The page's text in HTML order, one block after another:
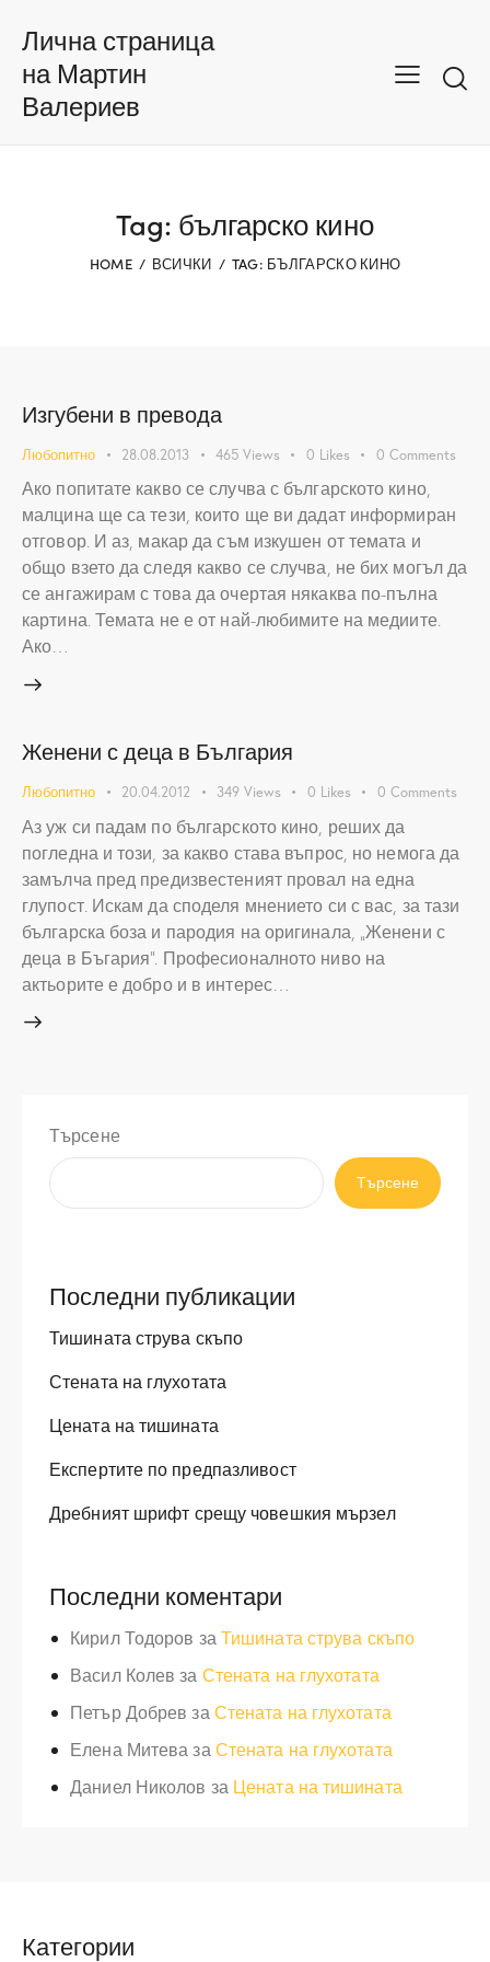
Лична страница
на Мартин
Валериев
Tag: българско кино
HOME ВСИЧКИ TAG: БЪЛГАРСКО КИНО
Изгубени в превода
Любопитно 28.08.2013 465 Views 0 Likes 0 Comments
Ако попитате какво се случва с българското кино,
малцина ще са тези, които ще ви дадат информиран
отговор. И аз, макар да съм изкушен от темата и
общо взето да следя какво се случва, не бих могъл да
се ангажирам с това да очертая някаква по-пълна
картина. Темата не е от най-любимите на медиите.
Ако…
Женени с деца в България
Любопитно 20.04.2012 349 Views 0 Likes 0 Comments
Аз уж си падам по българското кино, реших да
погледна и този, за какво става въпрос, но немога да
замълча пред предизвестеният провал на една
глупост. Искам да споделя мнението си с вас, за тази
българска боза и пародия на оригинала, „Женени с
деца в Бъгария”. Професионалното ниво на
актьорите е добро и в интерес…
Търсене
Търсене
Последни публикации
Тишината струва скъпо
Стената на глухотата
Цената на тишината
Експертите по предпазливост
Дребният шрифт срещу човешкия мързел
Последни коментари
Кирил Тодоров за Тишината струва скъпо
Васил Колев за Стената на глухотата
Петър Добрев за Стената на глухотата
Елена Митева за Стената на глухотата
Даниел Николов за Цената на тишината
Категории